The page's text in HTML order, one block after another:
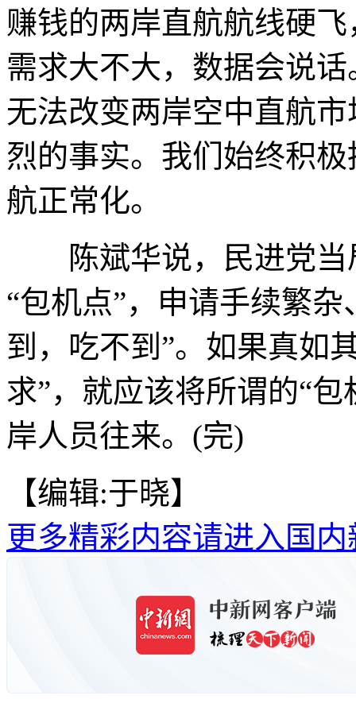
赚钱的两岸直航航线硬
需求大不大，数据会说
无法改变两岸空中直航
烈的事实。我们始终积
航正常化。
陈斌华说，民进党当
“包机点”，申请手续繁
到，吃不到”。如果真如
求”，就应该将所谓的“
岸人员往来。(完)
【编辑:于晓】
更多精彩内容请进入国内